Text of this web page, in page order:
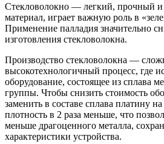
Стекловолокно — легкий, прочный и
материал, играет важную роль в
Применение палладия значительно
изготовления стекловолокна.
Производство стекловолокна —
высокотехнологичный процесс, где
оборудование, состоящее из сплава
группы. Чтобы снизить стоимость
заменить в составе сплава платину
плотность в 2 раза меньше, что
меньше драгоценного металла,
характеристики устройства.